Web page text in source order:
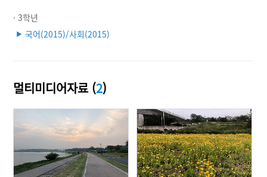
· 3학년
▶ 국어(2015)/사회(2015)
멀티미디어자료 (2)